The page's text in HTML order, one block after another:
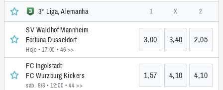
3° Liga, Alemanha 1 X 2
SV Waldhof Mannheim
Fortuna Dusseldorf
Hoje • 17:00 • 46 >>
3,00 3,40 2,05
FC Ingolstadt
FC Wurzburg Kickers
sáb. 8/8 • 12:00 • 44 >>
1,57 4,10 4,10